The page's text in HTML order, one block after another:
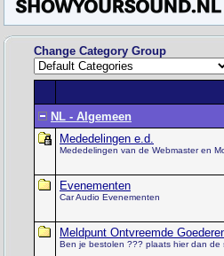
Change Category Group
NL - Algemeen
Mededelingen e.d.
Mededelingen van de Webmaster en
Evenementen
Car Audio Evenementen
Meldpunt Ontvreemde
Ben je bestolen ??? plaats hier dan